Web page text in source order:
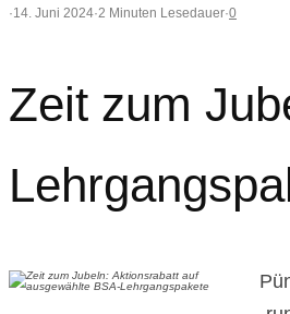
·14. Juni 2024·2 Minuten Lesedauer·0
Zeit zum